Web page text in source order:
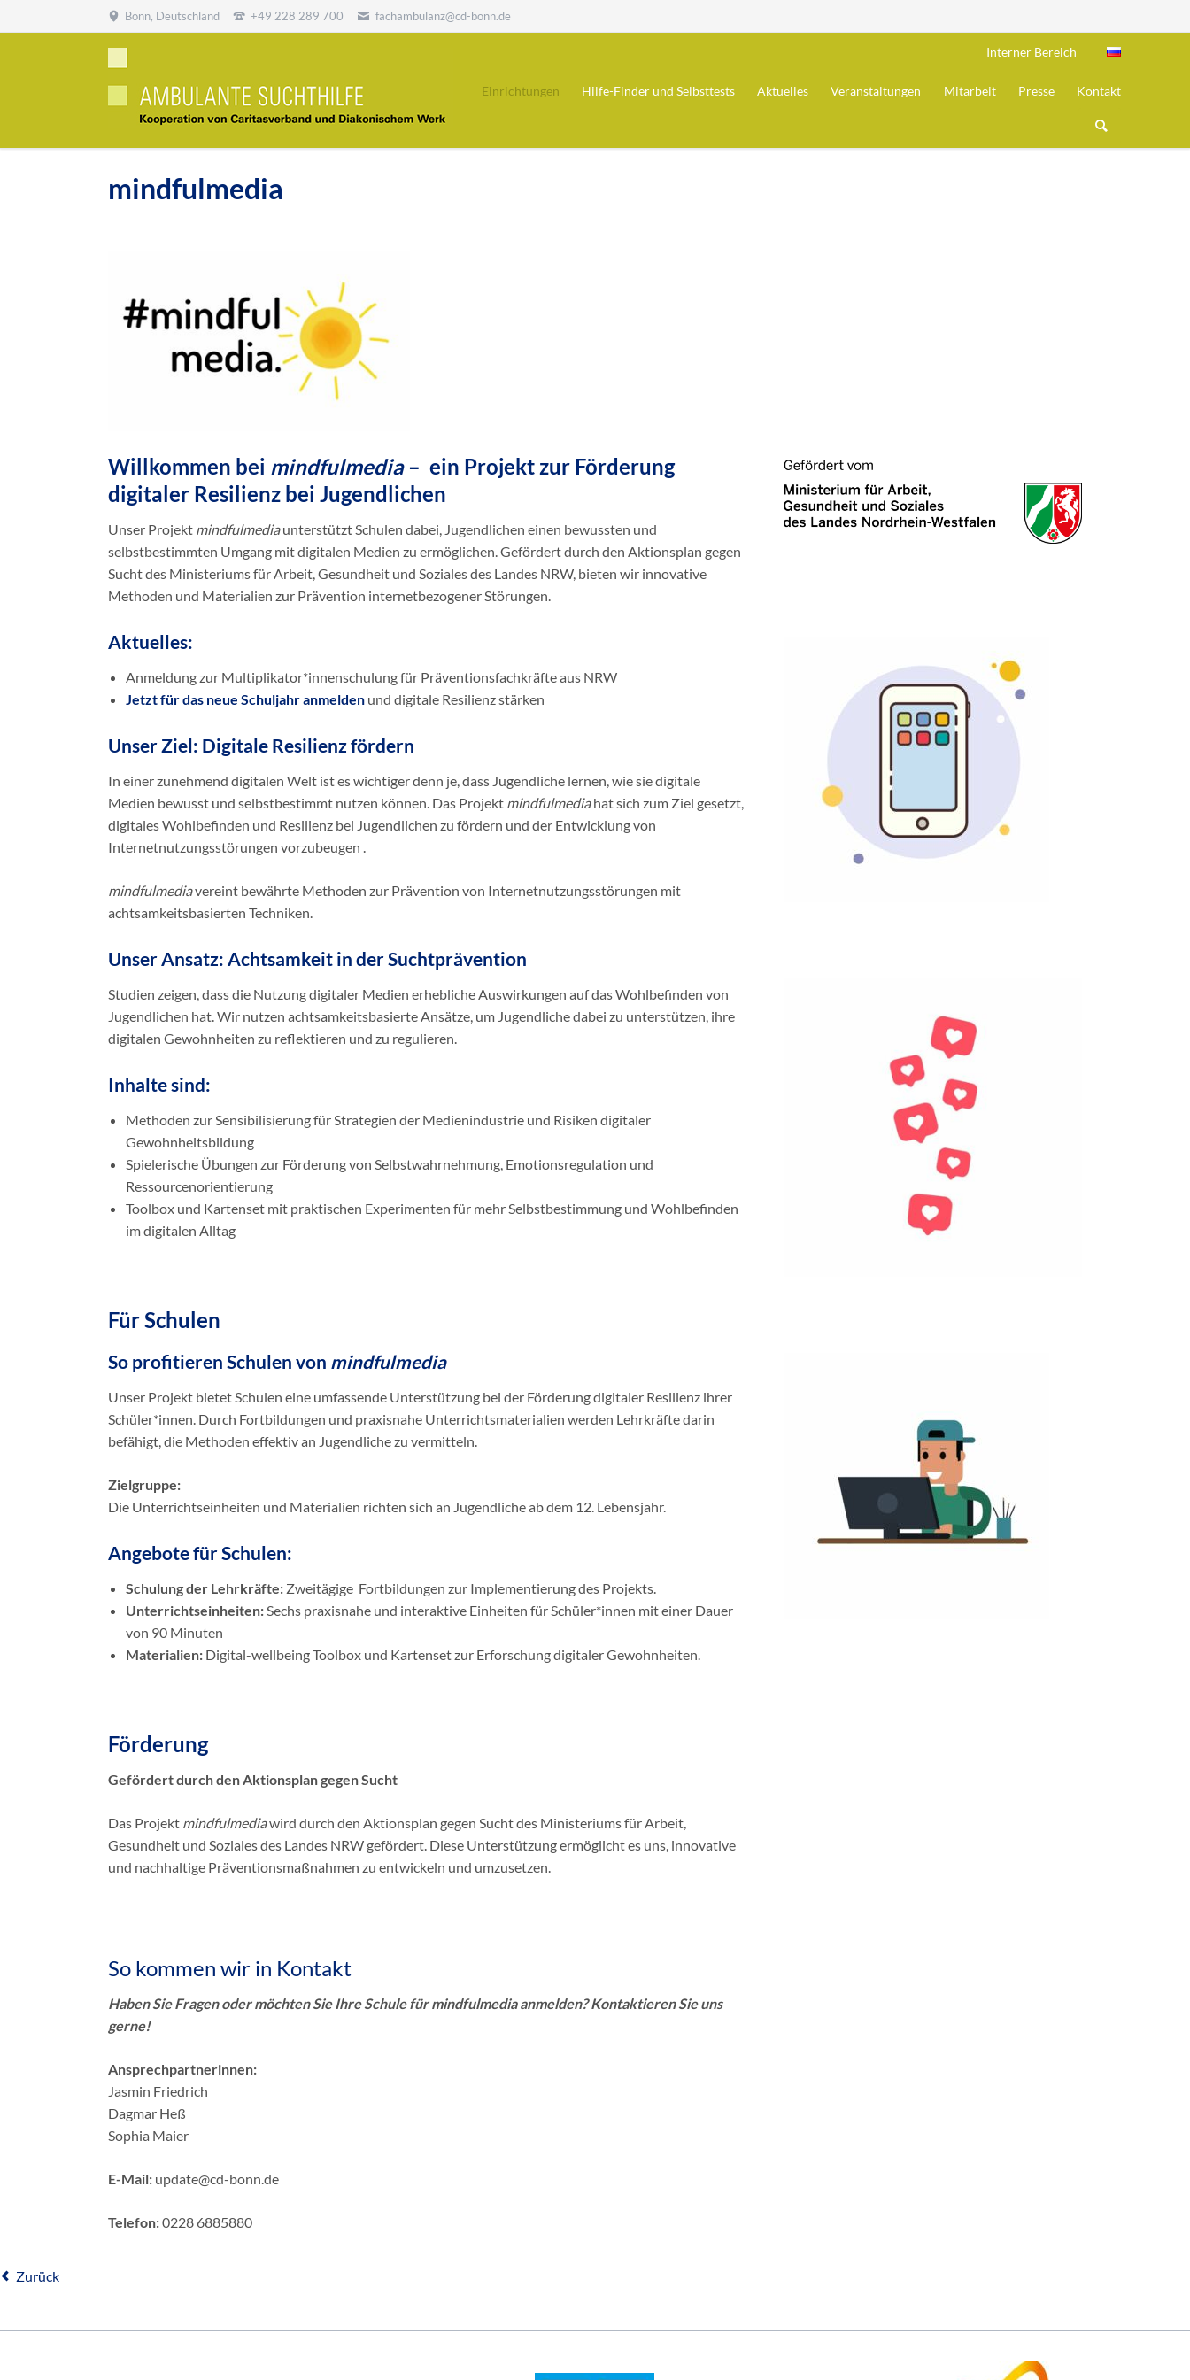
Bonn, Deutschland +49 228 289 700 fachambulanz@cd-bonn.de
Navigation
Einrichtungen Hilfe-Finder und Selbsttests Aktuelles Veranstaltungen Mitarbeit Presse Kontakt
Interner Bereich
mindfulmedia
Willkommen bei mindfulmedia– ein Projekt zur Förderung
digitaler Resilienz bei Jugendlichen
Unser Projekt mindfulmediaunterstützt Schulen dabei, Jugendlichen einen bewussten und
selbstbestimmten Umgang mit digitalen Medien zu ermöglichen. Gefördert durch den Aktionsplan gegen
Sucht des Ministeriums für Arbeit, Gesundheit und Soziales des Landes NRW, bieten wir innovative
Methoden und Materialien zur Prävention internetbezogener Störungen.
Aktuelles:
Anmeldung zur Multiplikator*innenschulung für Präventionsfachkräfte aus NRW
Jetzt für das neue Schuljahr anmelden und digitale Resilienz stärken
Unser Ziel: Digitale Resilienz fördern
In einer zunehmend digitalen Welt ist es wichtiger denn je, dass Jugendliche lernen, wie sie digitale
Medien bewusst und selbstbestimmt nutzen können. Das Projekt mindfulmediahat sich zum Ziel gesetzt,
digitales Wohlbefinden und Resilienz bei Jugendlichen zu fördern und der Entwicklung von
Internetnutzungsstörungen vorzubeugen .
mindfulmediavereint bewährte Methoden zur Prävention von Internetnutzungsstörungen mit
achtsamkeitsbasierten Techniken.
Unser Ansatz: Achtsamkeit in der Suchtprävention
Studien zeigen, dass die Nutzung digitaler Medien erhebliche Auswirkungen auf das Wohlbefinden von
Jugendlichen hat. Wir nutzen achtsamkeitsbasierte Ansätze, um Jugendliche dabei zu unterstützen, ihre
digitalen Gewohnheiten zu reflektieren und zu regulieren.
Inhalte sind:
Methoden zur Sensibilisierung für Strategien der Medienindustrie und Risiken digitaler
Gewohnheitsbildung
Spielerische Übungen zur Förderung von Selbstwahrnehmung, Emotionsregulation und
Ressourcenorientierung
Toolbox und Kartenset mit praktischen Experimenten für mehr Selbstbestimmung und Wohlbefinden
im digitalen Alltag
Für Schulen
So profitieren Schulen von mindfulmedia
Unser Projekt bietet Schulen eine umfassende Unterstützung bei der Förderung digitaler Resilienz ihrer
Schüler*innen. Durch Fortbildungen und praxisnahe Unterrichtsmaterialien werden Lehrkräfte darin
befähigt, die Methoden effektiv an Jugendliche zu vermitteln.
Zielgruppe:
Die Unterrichtseinheiten und Materialien richten sich an Jugendliche ab dem 12. Lebensjahr.
Angebote für Schulen:
Schulung der Lehrkräfte: Zweitägige Fortbildungen zur Implementierung des Projekts.
Unterrichtseinheiten: Sechs praxisnahe und interaktive Einheiten für Schüler*innen mit einer Dauer
von 90 Minuten
Materialien: Digital-wellbeing Toolbox und Kartenset zur Erforschung digitaler Gewohnheiten.
Förderung
Gefördert durch den Aktionsplan gegen Sucht
Das Projekt mindfulmediawird durch den Aktionsplan gegen Sucht des Ministeriums für Arbeit,
Gesundheit und Soziales des Landes NRW gefördert. Diese Unterstützung ermöglicht es uns, innovative
und nachhaltige Präventionsmaßnahmen zu entwickeln und umzusetzen.
So kommen wir in Kontakt
Haben Sie Fragen oder möchten Sie Ihre Schule für mindfulmedia anmelden? Kontaktieren Sie uns
gerne!
Ansprechpartnerinnen:
Jasmin Friedrich
Dagmar Heß
Sophia Maier
E-Mail: update@cd-bonn.de
Telefon:0228 6885880
Zurück